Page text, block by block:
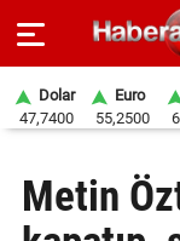
SPOR
Dolar
47,7400
Euro
55,2500
Metin